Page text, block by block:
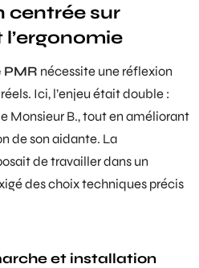
centrée sur
l’ergonomie
PMR nécessite une réflexion
Ici, l’enjeu était double :
Monsieur B., tout en améliorant
de son aidante. La
de travailler dans un
des choix techniques précis
et installation